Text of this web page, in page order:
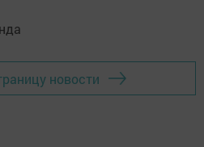
новости